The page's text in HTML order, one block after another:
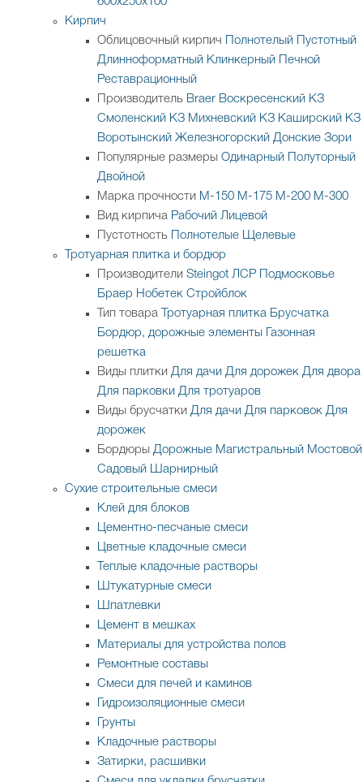
Кирпич
Облицовочный кирпич
Полнотелый
Пустотный
Длинноформатный Клинкерный
Печной
Реставрационный
Производитель Braer Воскресенский КЗ
Смоленский КЗ Михневский КЗ Каширский КЗ
Воротынский Железногорский Донские Зори
Популярные размеры Одинарный
Полуторный
Двойной
Марка прочности М-150 М-175 М-200 М-300
Вид кирпича Рабочий Лицевой
Пустотность
Полнотелые Щелевые
Тротуарная плитка и бордюр
Производители Steingot ЛСР
Подмосковье
Браер Нобетек Стройблок
Тип товара
Тротуарная плитка Брусчатка
Бордюр, дорожные элементы
Газонная
решетка
Виды плитки Для дачи Для дорожек Для двора
Для парковки Для тротуаров
Виды брусчатки Для дачи Для парковок Для
дорожек
Бордюры Дорожные Магистральный Мостовой
Садовый Шарнирный
Сухие строительные смеси
Клей для блоков
Цементно-песчаные смеси
Цветные кладочные смеси
Теплые кладочные растворы
Штукатурные смеси
Шпатлевки
Цемент в мешках
Материалы для устройства полов
Ремонтные составы
Смеси для печей и каминов
Гидроизоляционные смеси
Грунты
Кладочные растворы
Затирки, расшивки